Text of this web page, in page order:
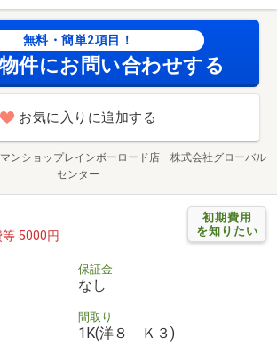
無料・簡単2項目！
件にお問い合わせする
お気に入りに追加する
ンショップレインボーロード店 株式会社グローバル
センター
初期費用
を知りたい
5000円
保証金
なし
間取り
1K(洋８ Ｋ３)